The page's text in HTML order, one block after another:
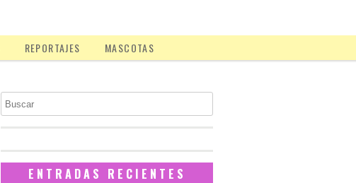
REPORTAJES MASCOTAS
Buscar
ENTRADAS RECIENTES